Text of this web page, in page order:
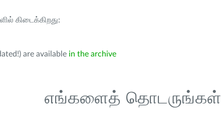
கிடைக்கிறது:
are available in the archive
எங்களைத் தொடருங்கள்